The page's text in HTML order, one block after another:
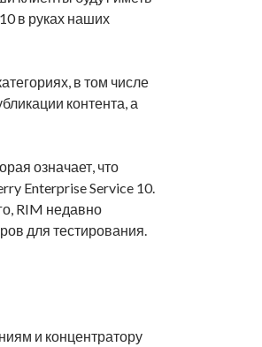
в руках наших
в том числе
контента, а
означает, что
Enterprise Service 10.
RIM недавно
для тестирования.
и концентратору